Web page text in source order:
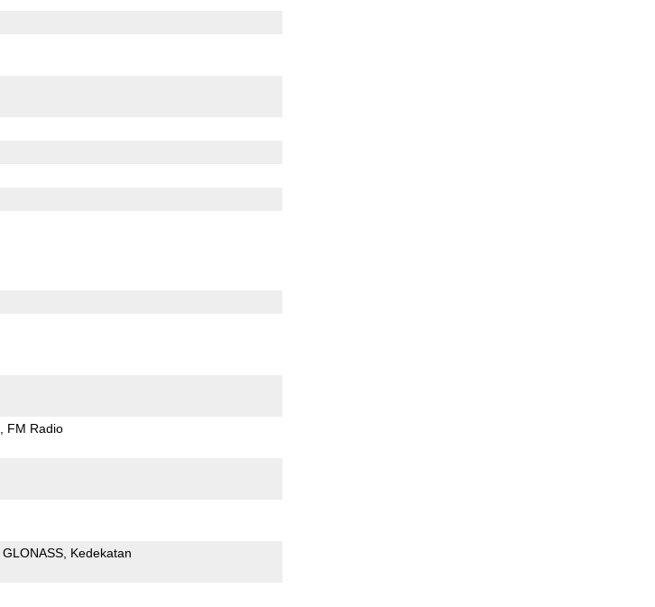
FM Radio
GLONASS Kedekatan